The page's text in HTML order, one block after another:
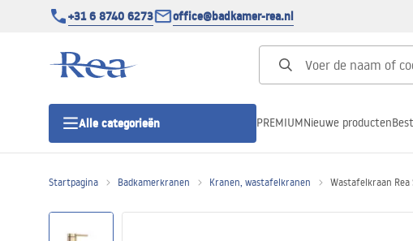
+31 6 8740 6273 office@badkamer-rea.nl
Alle categorieën PREMIUMNieuwe producten
Startpagina Badkamerkranen Kranen, wastafelkranen Wastafelkraan Rea